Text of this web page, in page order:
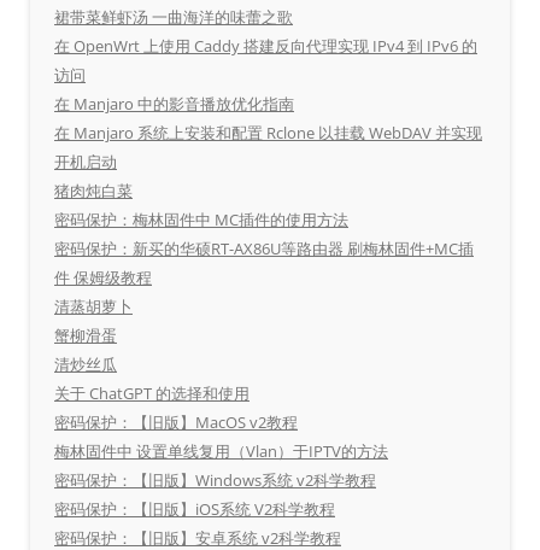
裙带菜鲜虾汤 一曲海洋的味蕾之歌
在 OpenWrt 上使用 Caddy 搭建反向代理实现 IPv4 到 IPv6 的
访问
在 Manjaro 中的影音播放优化指南
在 Manjaro 系统上安装和配置 Rclone 以挂载 WebDAV 并实现
开机启动
猪肉炖白菜
密码保护：梅林固件中 MC插件的使用方法
密码保护：新买的华硕RT-AX86U等路由器 刷梅林固件+MC插
件 保姆级教程
清蒸胡萝卜
蟹柳滑蛋
清炒丝瓜
关于 ChatGPT 的选择和使用
密码保护：【旧版】MacOS v2教程
梅林固件中 设置单线复用（Vlan）于IPTV的方法
密码保护：【旧版】Windows系统 v2科学教程
密码保护：【旧版】iOS系统 V2科学教程
密码保护：【旧版】安卓系统 v2科学教程